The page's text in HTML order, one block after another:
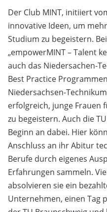
Der Club MINT, initiiert
innovative Ideen, um
Studium zu begeistern.
„empowerMINT – Talent
auch das Niedersachen-
Best Practice
Niedersachsen-
erfolgreich, junge Frauen
zu begeistern. Auch die
Beginn an dabei. Hier
Anschluss an ihr Abitur
Berufe durch eigenes
Erfahrungen sammeln.
absolvieren sie ein
Unternehmen, einen Tag